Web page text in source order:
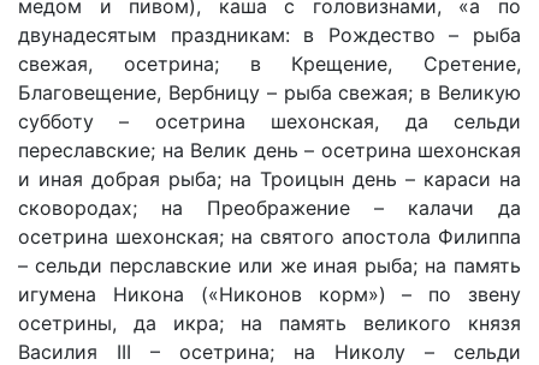
медом и пивом), каша с головизнами, «а по
двунадесятым праздникам: в Рождество – рыба
свежая, осетрина; в Крещение, Сретение,
Благовещение, Вербницу – рыба свежая; в Великую
субботу – осетрина шехонская, да сельди
переславские; на Велик день – осетрина шехонская
и иная добрая рыба; на Троицын день – караси на
сковородах; на Преображение – калачи да
осетрина шехонская; на святого апостола Филиппа
– сельди перславские или же иная рыба; на память
игумена Никона («Никонов корм») – по звену
осетрины, да икра; на память великого князя
Василия III – осетрина; на Николу – сельди